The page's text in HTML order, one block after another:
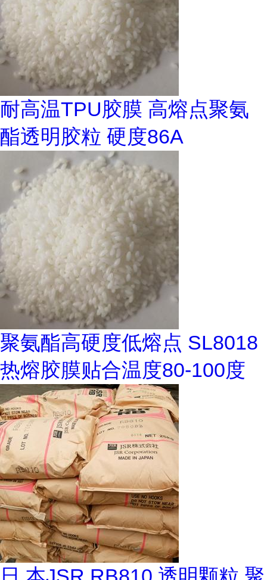
耐高温TPU胶膜 高熔点聚氨
酯透明胶粒 硬度86A
聚氨酯高硬度低熔点 SL8018
热熔胶膜贴合温度80-100度